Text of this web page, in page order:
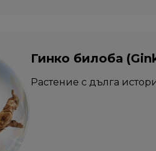
Гинко билоба
Растение с дълга